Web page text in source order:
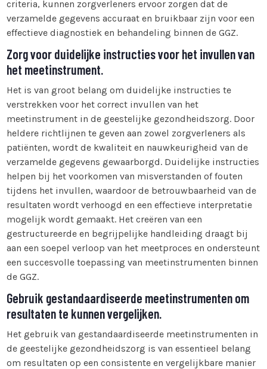
criteria, kunnen zorgverleners ervoor zorgen dat de
verzamelde gegevens accuraat en bruikbaar zijn voor een
effectieve diagnostiek en behandeling binnen de GGZ.
Zorg voor duidelijke instructies voor het invullen van
het meetinstrument.
Het is van groot belang om duidelijke instructies te
verstrekken voor het correct invullen van het
meetinstrument in de geestelijke gezondheidszorg. Door
heldere richtlijnen te geven aan zowel zorgverleners als
patiënten, wordt de kwaliteit en nauwkeurigheid van de
verzamelde gegevens gewaarborgd. Duidelijke instructies
helpen bij het voorkomen van misverstanden of fouten
tijdens het invullen, waardoor de betrouwbaarheid van de
resultaten wordt verhoogd en een effectieve interpretatie
mogelijk wordt gemaakt. Het creëren van een
gestructureerde en begrijpelijke handleiding draagt bij
aan een soepel verloop van het meetproces en ondersteunt
een succesvolle toepassing van meetinstrumenten binnen
de GGZ.
Gebruik gestandaardiseerde meetinstrumenten om
resultaten te kunnen vergelijken.
Het gebruik van gestandaardiseerde meetinstrumenten in
de geestelijke gezondheidszorg is van essentieel belang
om resultaten op een consistente en vergelijkbare manier